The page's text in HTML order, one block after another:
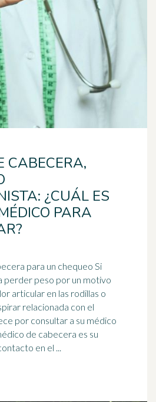
CABECERA,
¿CUÁL ES
PARA
para un chequeo Si
perder peso por un motivo
articular en las rodillas o
relacionada con el
por consultar a su médico
en el ...